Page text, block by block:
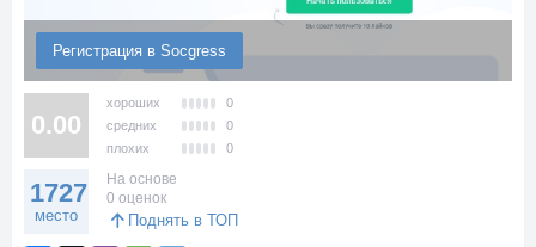
Регистрация в Socgress
0.00
хороших
0
средних
0
плохих
0
1727
место
На основе
0 оценок
Поднять в ТОП